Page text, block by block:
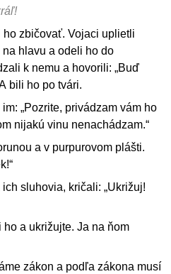
zbičovať. Vojaci uplietli
hlavu a odeli ho do
k nemu a hovorili: „Buď
bili ho po tvári.
„Pozrite, privádzam vám ho
nijakú vinu nenachádzam.“
a v purpurovom plášti.
sluhovia, kričali: „Ukrižuj!
ho a ukrižujte. Ja na ňom
zákon a podľa zákona musí